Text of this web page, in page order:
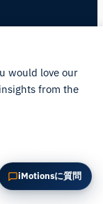
iMotionsに質問
would love our
from the